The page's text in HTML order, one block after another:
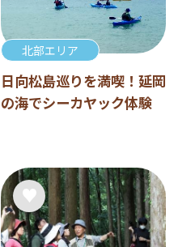
北部エリア
日向松島巡りを満喫！延岡
の海でシーカヤック体験